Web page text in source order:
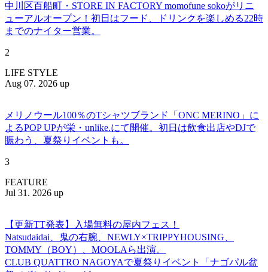
中川区百船町・STORE IN FACTORY momofune sokoがリニ
ューアルオープン！初日はフード、ドリンクを楽しめる22時
までのナイター営業。
2
LIFE STYLE
Aug 07. 2026 up
メリノウール100％のTシャツブランド「ONC MERINO」に
よるPOP UPが栄・unlike.にて開催。初日は飲食出店やDJで
賑わう、夏祭りイベントも。
3
FEATURE
Jul 31. 2026 up
【更新TT発表】入場無料の屋内フェス！
Natsudaidai、鬼の右腕、NEWLY×TRIPPYHOUSING、
TOMMY（BOY）、MOOLAら出演。
CLUB QUATTRO NAGOYAで夏祭りイベント「ナゴパル盆